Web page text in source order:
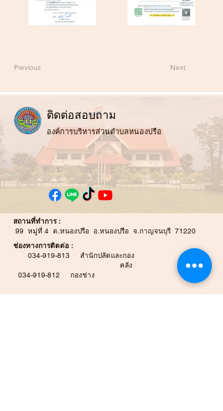
Previous Next
ติดต่อสอบถาม
องค์การบริหารส่วนตำบลหนองปรือ
สถานที่ทำการ :
99 หมู่ที่ 4 ต.หนองปรือ อ.หนองปรือ จ.กาญจนบุรี 71220
ช่องทางการติดต่อ :
034-919-813 สำนักปลัดและกอง
คลัง
034-919-812 กองช่าง